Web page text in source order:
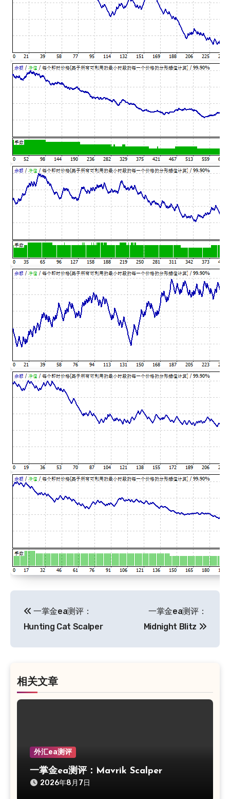
章
导
一掌金ea测评：
Hunting Cat Scalper
一掌金ea测评：
Midnight Blitz
相关文章
外汇ea测评
一掌金ea测评：Mavrik Scalper
2026年8月7日